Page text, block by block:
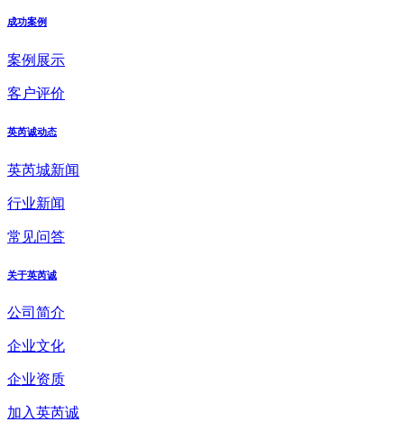
成功案例
案例展示
客户评价
英芮诚动态
英芮城新闻
行业新闻
常见问答
关于英芮诚
公司简介
企业文化
企业资质
加入英芮诚